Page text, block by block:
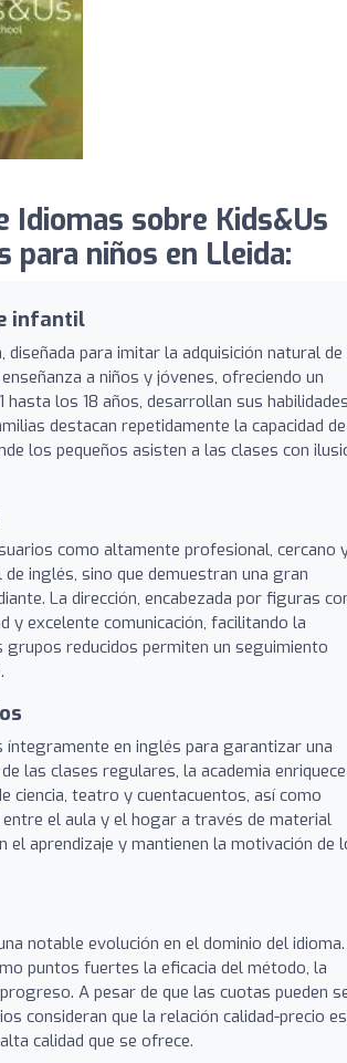
Idiomas sobre Kids&Us
para niños en Lleida:
infantil
para imitar la adquisición natural de
a niños y jóvenes, ofreciendo un
los 18 años, desarrollan sus habilidades
destacan repetidamente la capacidad
los pequeños asisten a las clases con
como altamente profesional, cercano
inglés, sino que demuestran una gran
La dirección, encabezada por figuras
y excelente comunicación, facilitando la
grupos reducidos permiten un seguimiento
íntegramente en inglés para garantizar una
las clases regulares, la academia
ciencia, teatro y cuentacuentos, así como
el aula y el hogar a través de material
aprendizaje y mantienen la motivación de
notable evolución en el dominio del idioma.
puntos fuertes la eficacia del método, la
A pesar de que las cuotas pueden
consideran que la relación calidad-precio es
calidad que se ofrece.